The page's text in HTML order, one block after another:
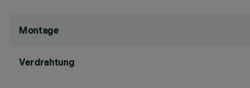
Montage
Verdrahtung